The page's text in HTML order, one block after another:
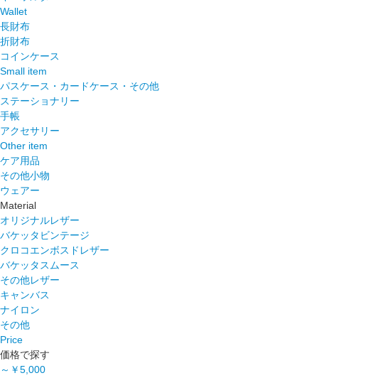
Wallet
長財布
折財布
コインケース
Small item
パスケース・カードケース・その他
ステーショナリー
手帳
アクセサリー
Other item
ケア用品
その他小物
ウェアー
Material
オリジナルレザー
バケッタビンテージ
クロコエンボスドレザー
バケッタスムース
その他レザー
キャンバス
ナイロン
その他
Price
価格で探す
～￥5,000